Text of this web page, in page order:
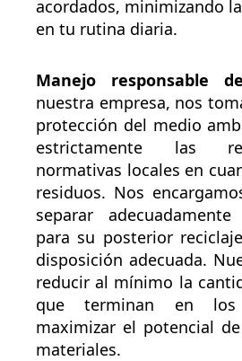
acordados, minimizando
en tu rutina diaria.
Manejo responsable
nuestra empresa, nos
protección del medio
estrictamente las
normativas locales en
residuos. Nos
separar
para su posterior
disposición adecuada.
reducir al mínimo la
que terminan en los
maximizar el potencial
materiales.